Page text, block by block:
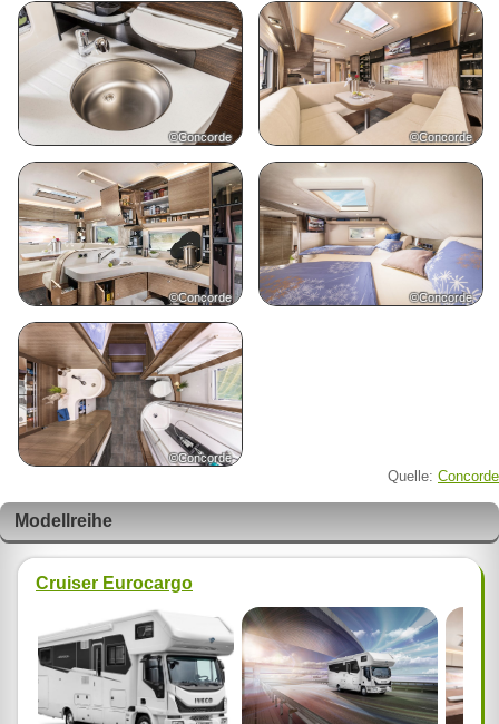
©Concorde ©Concorde
©Concorde ©Concorde
©Concorde
Quelle: Concorde
Modellreihe
Cruiser Eurocargo